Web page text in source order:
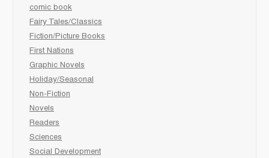
comic book
Fairy Tales/Classics
Fiction/Picture Books
First Nations
Graphic Novels
Holiday/Seasonal
Non-Fiction
Novels
Readers
Sciences
Social Development